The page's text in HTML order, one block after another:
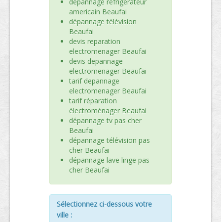
americain Beaufai
dépannage télévision
Beaufai
devis reparation
electromenager Beaufai
devis depannage
electromenager Beaufai
tarif depannage
electromenager Beaufai
tarif réparation
électroménager Beaufai
dépannage tv pas cher
Beaufai
dépannage télévision pas
cher Beaufai
dépannage lave linge pas
cher Beaufai
Sélectionnez ci-dessous votre
ville :